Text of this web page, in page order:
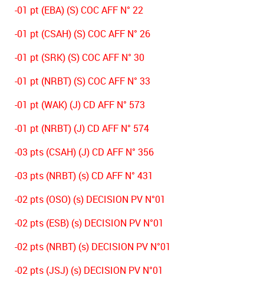
-01 pt (EBA) (S) COC AFF N° 22
-01 pt (CSAH) (S) COC AFF N° 26
-01 pt (SRK) (S) COC AFF N° 30
-01 pt (NRBT) (S) COC AFF N° 33
-01 pt (WAK) (J) CD AFF N° 573
-01 pt (NRBT) (J) CD AFF N° 574
-03 pts (CSAH) (J) CD AFF N° 356
-03 pts (NRBT) (s) CD AFF N° 431
-02 pts (OSO) (s) DECISION PV N°01
-02 pts (ESB) (s) DECISION PV N°01
-02 pts (NRBT) (s) DECISION PV N°01
-02 pts (JSJ) (s) DECISION PV N°01